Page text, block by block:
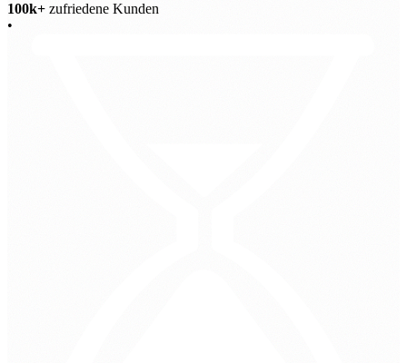
100k+ zufriedene Kunden
•